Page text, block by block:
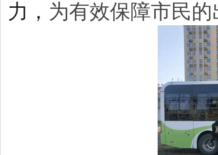
力， 为有效保障市民